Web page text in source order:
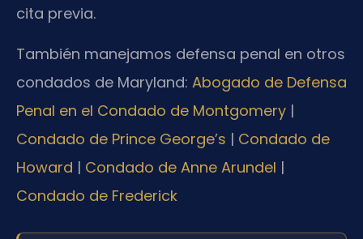
cita previa.
También manejamos defensa penal en otros
condados de Maryland: Abogado de Defensa
Penal en el Condado de Montgomery |
Condado de Prince George’s | Condado de
Howard | Condado de Anne Arundel |
Condado de Frederick